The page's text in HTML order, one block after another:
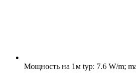
Мощность на 1м typ: 7.6 W/m;